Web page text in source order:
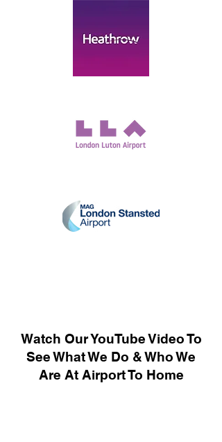
Watch Our YouTube Video To
See What We Do & Who We
Are At Airport To Home